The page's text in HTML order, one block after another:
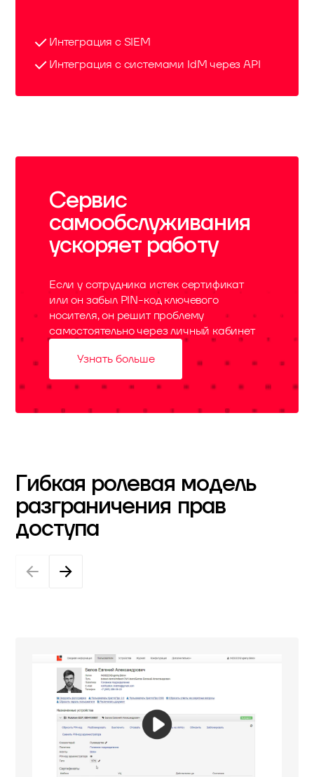
Интеграция с SIEM
Интеграция с системами IdM через API
Сервис
самообслуживания
ускоряет работу
Если у сотрудника истек сертификат
или он забыл PIN-код ключевого
носителя, он решит проблему
самостоятельно через личный кабинет
Узнать больше
Гибкая ролевая модель
разграничения прав
доступа